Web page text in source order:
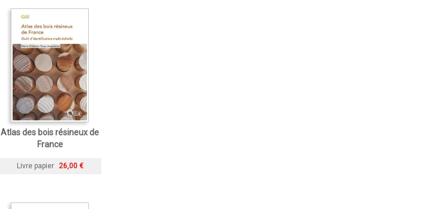
Atlas des bois résineux de
France
Livre papier 26,00 €